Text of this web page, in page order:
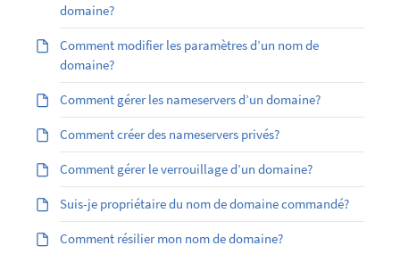
domaine?
Comment modifier les paramètres d’un nom de
domaine?
Comment gérer les nameservers d’un domaine?
Comment créer des nameservers privés?
Comment gérer le verrouillage d’un domaine?
Suis-je propriétaire du nom de domaine commandé?
Comment résilier mon nom de domaine?